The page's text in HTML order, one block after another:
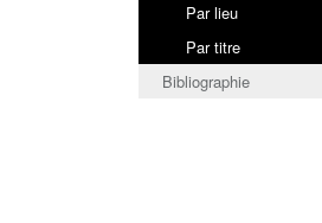
Par lieu
Par titre
Bibliographie